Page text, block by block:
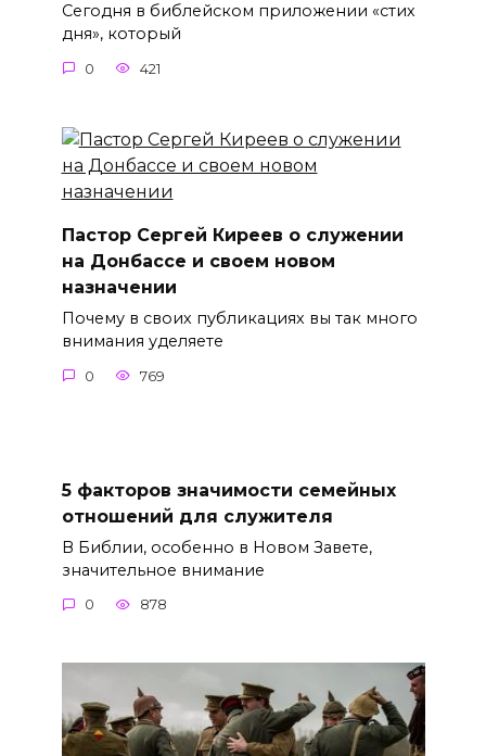
Сегодня в библейском приложении «стих
дня», который
0 421
Пастор Сергей Киреев о служении
на Донбассе и своем новом
назначении
Почему в своих публикациях вы так много
внимания уделяете
0 769
5 факторов значимости семейных
отношений для служителя
В Библии, особенно в Новом Завете,
значительное внимание
0 878